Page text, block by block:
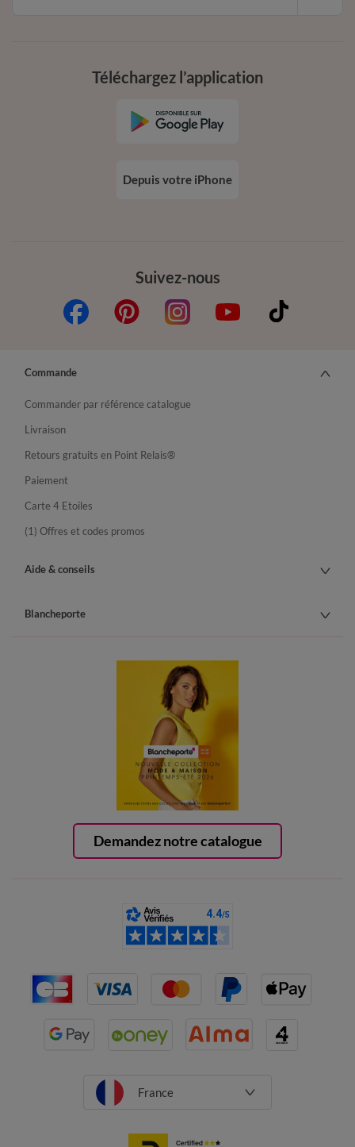
Suivez-nous
Téléchargez l’application
Depuis votre iPhone
Demandez notre catalogue
Commande
Commander par référence catalogue
Livraison
Retours gratuits en Point Relais®
Paiement
Carte 4 Etoiles
(1) Offres et codes promos
Aide & conseils
Blancheporte
France